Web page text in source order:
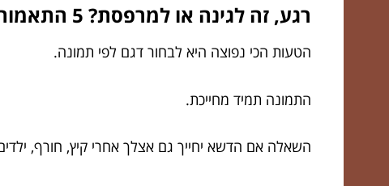
רגע, זה לגינה או למרפסת? 5 התאמות שחוסכות כאב ראש
הטעות הכי נפוצה היא לבחור דגם לפי תמונה.
התמונה תמיד מחייכת.
השאלה אם הדשא יחייך גם אצלך אחרי קיץ, חורף,